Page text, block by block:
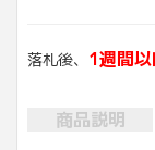
落札後、 1週間以
商品説明